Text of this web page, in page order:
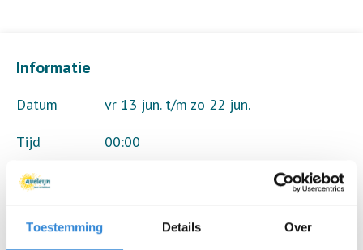
Toestemming Details Over
Informatie
Datum
vr 13 jun. t/m zo 22 jun.
Tijd
00:00
Locatie
Belvilla vakantiehuis, Guybernine
maison
Thema